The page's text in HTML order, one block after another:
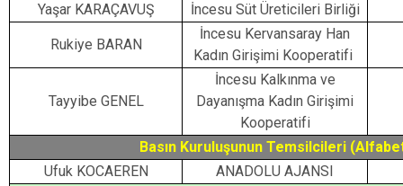
Yaşar KARAÇAVUŞ
İncesu Süt Üreticileri Birliği
Rukiye BARAN
İncesu Kervansaray Han
Kadın Girişimi Kooperatifi
Tayyibe GENEL
İncesu Kalkınma ve
Dayanışma Kadın Girişimi
Kooperatifi
Basın Kuruluşunun Temsilcileri
Ufuk KOCAEREN
ANADOLU AJANSI